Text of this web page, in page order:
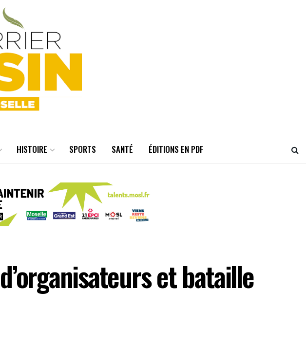
HISTOIRE SPORTS SANTÉ ÉDITIONS EN PDF
et bataille